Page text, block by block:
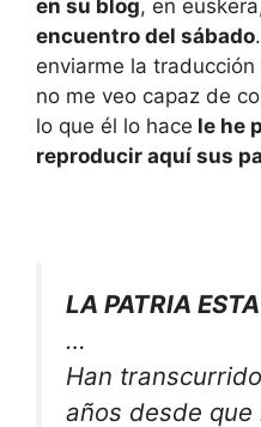
en su blog, en
encuentro del sábado
enviarme la
no me veo capaz de
lo que él lo hace le he
reproducir aquí sus
LA PATRIA
…
Han
años desde